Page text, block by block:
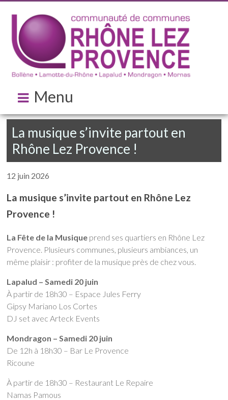
Menu
La musique s’invite partout en
Rhône Lez Provence !
12 juin 2026
La musique s’invite partout en Rhône Lez
Provence !
La Fête de la Musique prend ses quartiers en Rhône Lez
Provence. Plusieurs communes, plusieurs ambiances, un
même plaisir : profiter de la musique près de chez vous.
Lapalud – Samedi 20 juin
À partir de 18h30 – Espace Jules Ferry
Gipsy Mariano Los Cortes
DJ set avec Arteck Events
Mondragon – Samedi 20 juin
De 12h à 18h30 – Bar Le Provence
Ricoune
À partir de 18h30 – Restaurant Le Repaire
Namas Pamous